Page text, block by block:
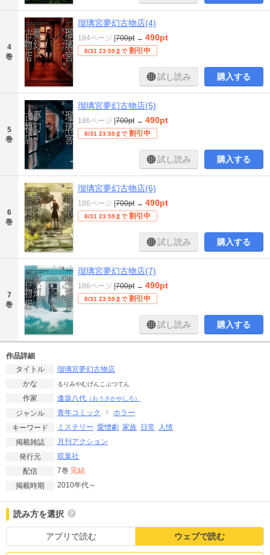
4
巻
瑠璃宮夢幻古物店(4)
184ページ 700pt → 490pt
8/31 23:59まで 割引中
試し読み 購入する
5
巻
瑠璃宮夢幻古物店(5)
186ページ 700pt → 490pt
8/31 23:59まで 割引中
試し読み 購入する
6
巻
瑠璃宮夢幻古物店(6)
186ページ 700pt → 490pt
8/31 23:59まで 割引中
試し読み 購入する
7
巻
瑠璃宮夢幻古物店(7)
186ページ 700pt → 490pt
8/31 23:59まで 割引中
試し読み 購入する
作品詳細
タイトル
瑠璃宮夢幻古物店
かな
るりみやむげんこぶつてん
作家 逢坂八代 （おうさかやしろ）
ジャンル 青年コミック
ホラー
キーワード
ミステリー 愛憎劇 家族 日常
人情
掲載雑誌
月刊アクション
発行元
双葉社
配信
7巻 完結
掲載時期
2010年代～
読み方を選択
アプリで読む ウェブで読む